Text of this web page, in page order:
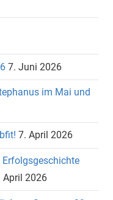
7. Juni 2026
im Mai und
7. April 2026
April 2026